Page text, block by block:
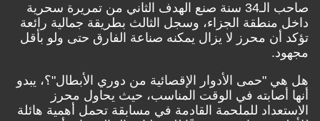
صاحب الـ34 سنة صنع الهدف الثاني من تمريرة سحرية
داخل منطقة الجزاء، وسجل الثالث بطريقة جمالية رائعة
تؤكد أن محرز لا يزال يمكنه صناعة الفارق حتى ولو بأقل
مجهود.
هل هي "حمى الأدوار الإقصائية من دوري الأبطال"؟، يبدو
أنها أصابته في الوقت المناسب، حيث يحاول محرز
الاستعداد للملحمة القادمة في مسابقة تحمل أهمية هائلة